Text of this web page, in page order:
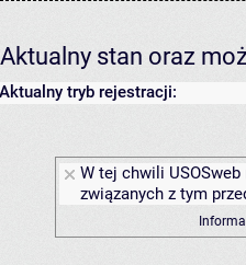
Aktualny stan oraz
Aktualny tryb rejestracji:
W tej chwili
związanych z tym